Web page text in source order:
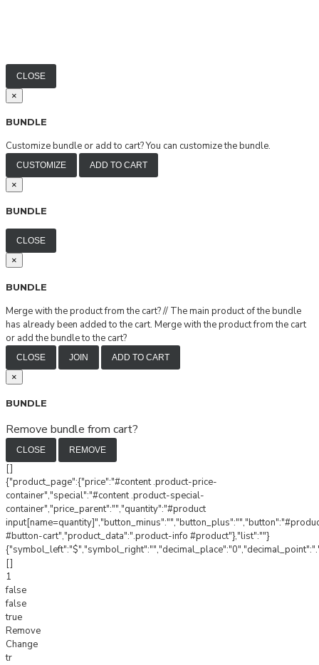
CLOSE
×
BUNDLE
Customize bundle or add to cart?You can customize the bundle.
CUSTOMIZE ADD TO CART
×
BUNDLE
CLOSE
×
BUNDLE
Merge with the product from the cart?// The main product of the bundle
has already been added to the cart. Merge with the product from the cart
or add the bundle to the cart?
CLOSE JOIN ADD TO CART
×
BUNDLE
Remove bundle from cart?
CLOSE REMOVE
[]
{"product_page":{"price":"#content .product-price-
container","special":"#content .product-special-
container","price_parent":"","quantity":"#product
#button-cart","product_data":".product-info #product"},"list":""}
[]
1
false
false
true
Remove
Change
tr